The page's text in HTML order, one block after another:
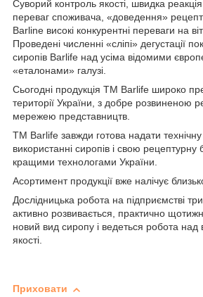
Суворий контроль якості, швидка реакція
переваг споживача, «доведення»
Barline високі конкурентні переваги на
Проведені численні «сліпі» дегустації
сиропів Barlife над усіма відомими
«еталонами» галузі.
Сьогодні продукція ТМ Barlife широко
території України, з добре розвиненою
мережею представництв.
ТМ Barlife завжди готова надати
використанні сиропів і свою рецептурну
кращими технологами України.
Асортимент продукції вже налічує
Дослідницька робота на підприємстві
активно розвивається, практично
новий вид сиропу і ведеться робота
якості.
Приховати